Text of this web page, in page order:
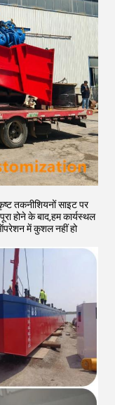
तकनीशियनों साइट पर
होने के बाद,हम कार्यस्थल
में कुशल नहीं हो